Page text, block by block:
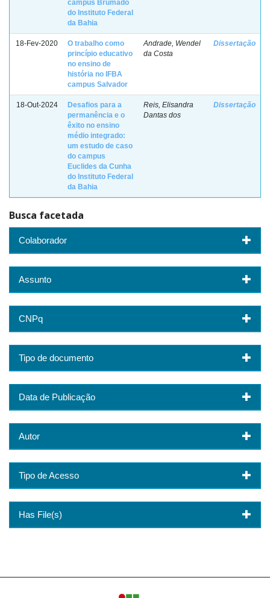
campus Brumado
do Instituto Federal
da Bahia
18-Fev-2020
O trabalho como
princípio educativo
no ensino de
história no IFBA
campus Salvador
Andrade, Wendel
da Costa
Dissertação
18-Out-2024
Desafios para a
permanência e o
êxito no ensino
médio integrado:
um estudo de caso
do campus
Euclides da Cunha
do Instituto Federal
da Bahia
Reis, Elisandra
Dantas dos
Dissertação
Busca facetada
Colaborador
Assunto
CNPq
Tipo de documento
Data de Publicação
Autor
Tipo de Acesso
Has File(s)